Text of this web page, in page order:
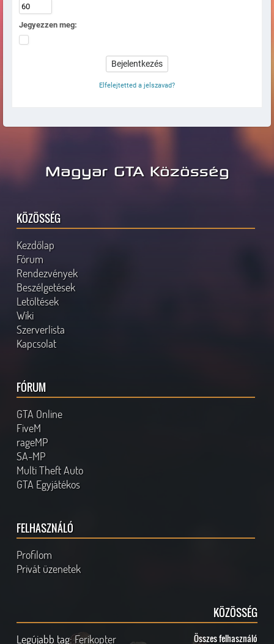
Jegyezzen meg:
Elfelejtetted a jelszavad?
Magyar GTA Közösség
KÖZÖSSÉG
Kezdőlap
Fórum
Rendezvények
Beszélgetések
Letöltések
Wiki
Szerverlista
Kapcsolat
FÓRUM
GTA Online
FiveM
rageMP
SA-MP
Multi Theft Auto
GTA Egyjátékos
FELHASZNÁLÓ
Profilom
Privát üzenetek
KÖZÖSSÉG
Legújabb tag:Ferikopter Összes felhasználó